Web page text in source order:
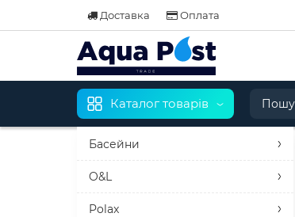
Доставка Оплата
Каталог товарів
Басейни
O&L
Polax